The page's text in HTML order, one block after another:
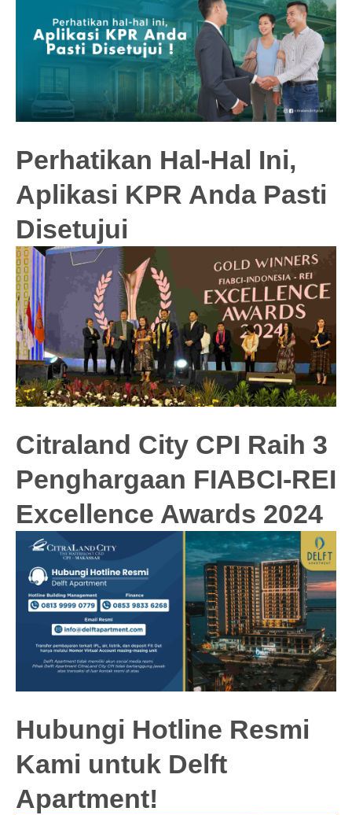
Perhatikan Hal-Hal Ini,
Aplikasi KPR Anda Pasti
Disetujui
Citraland City CPI Raih 3
Penghargaan FIABCI-REI
Excellence Awards 2024
Hubungi Hotline Resmi
Kami untuk Delft
Apartment!